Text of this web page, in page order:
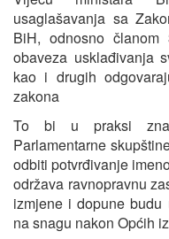
usaglašavanja sa
BiH, odnosno
obaveza usklađivanja
kao i drugih
zakona
To bi u praksi
Parlamentarne
odbiti potvrđivanje
održava ravnopravnu
izmjene i dopune
na snagu nakon Općih